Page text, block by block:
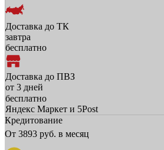
Доставка до ТК
завтра
бесплатно
Доставка до ПВЗ
от 3 дней
бесплатно
Яндекс Маркет и 5Post
Кредитование
От 3893 руб. в месяц